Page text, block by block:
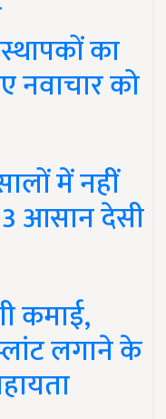
का
नवाचार को
में नहीं
आसान देसी
कमाई,
लगाने के